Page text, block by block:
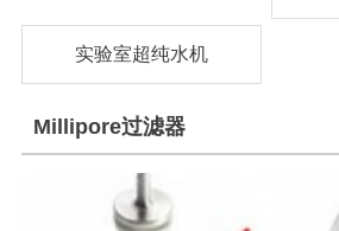
实验室超纯水机
Millipore过滤器